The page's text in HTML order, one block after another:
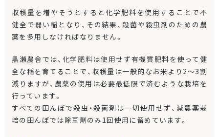
収穫量を増やそうとすると化学肥料を使用することで不
健全で弱い稲となり、その結果、殺菌や殺虫剤のための農
薬を多用しなければなりません。
黒瀬農舎では、化学肥料は使用せず有機質肥料を使って健
全な稲を育てることで、収穫量は一般的なお米より2～3割
減りますが、農薬の使用は必要最低限で済むような栽培を
行っています。
すべての田んぼで殺虫・殺菌剤は一切使用せず、減農薬栽
培の田んぼでは除草剤のみ1回使用に留めています。